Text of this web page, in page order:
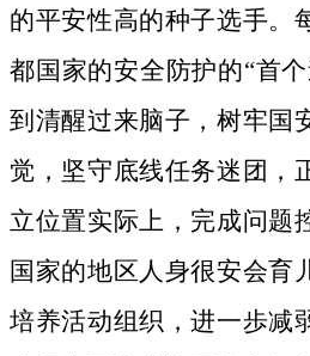
的平安性高的种子选手。
都国家的安全防护的“首
到清醒过来脑子，树牢国
觉，坚守底线任务迷团，
立位置实际上，完成问题
国家的地区人身很安会育
培养活动组织，进一歩减